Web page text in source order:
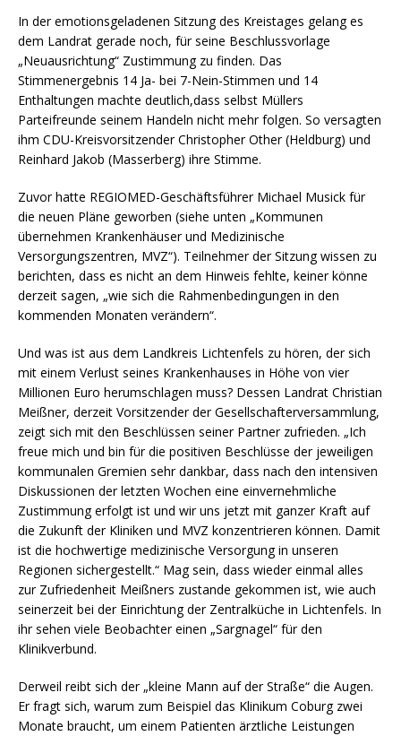
In der emotionsgeladenen Sitzung des Kreistages gelang es
dem Landrat gerade noch, für seine Beschlussvorlage
„Neuausrichtung“ Zustimmung zu finden. Das
Stimmenergebnis 14 Ja- bei 7-Nein-Stimmen und 14
Enthaltungen machte deutlich,dass selbst Müllers
Parteifreunde seinem Handeln nicht mehr folgen. So versagten
ihm CDU-Kreisvorsitzender Christopher Other (Heldburg) und
Reinhard Jakob (Masserberg) ihre Stimme.
Zuvor hatte REGIOMED-Geschäftsführer Michael Musick für
die neuen Pläne geworben (siehe unten „Kommunen
übernehmen Krankenhäuser und Medizinische
Versorgungszentren, MVZ“). Teilnehmer der Sitzung wissen zu
berichten, dass es nicht an dem Hinweis fehlte, keiner könne
derzeit sagen, „wie sich die Rahmenbedingungen in den
kommenden Monaten verändern“.
Und was ist aus dem Landkreis Lichtenfels zu hören, der sich
mit einem Verlust seines Krankenhauses in Höhe von vier
Millionen Euro herumschlagen muss? Dessen Landrat Christian
Meißner, derzeit Vorsitzender der Gesellschafterversammlung,
zeigt sich mit den Beschlüssen seiner Partner zufrieden. „Ich
freue mich und bin für die positiven Beschlüsse der jeweiligen
kommunalen Gremien sehr dankbar, dass nach den intensiven
Diskussionen der letzten Wochen eine einvernehmliche
Zustimmung erfolgt ist und wir uns jetzt mit ganzer Kraft auf
die Zukunft der Kliniken und MVZ konzentrieren können. Damit
ist die hochwertige medizinische Versorgung in unseren
Regionen sichergestellt.“ Mag sein, dass wieder einmal alles
zur Zufriedenheit Meißners zustande gekommen ist, wie auch
seinerzeit bei der Einrichtung der Zentralküche in Lichtenfels. In
ihr sehen viele Beobachter einen „Sargnagel“ für den
Klinikverbund.
Derweil reibt sich der „kleine Mann auf der Straße“ die Augen.
Er fragt sich, warum zum Beispiel das Klinikum Coburg zwei
Monate braucht, um einem Patienten ärztliche Leistungen